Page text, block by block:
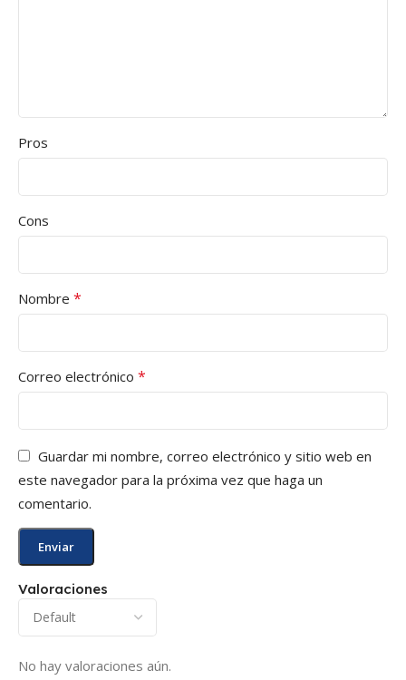
Valoraciones
No hay valoraciones aún.
Pros
Cons
Nombre *
Correo electrónico *
Guardar mi nombre, correo electrónico y sitio web en
este navegador para la próxima vez que haga un
comentario.